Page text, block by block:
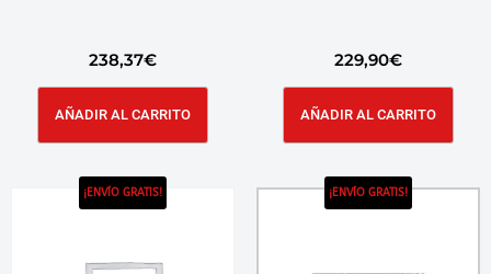
238,37€
AÑADIR AL CARRITO
229,90€
AÑADIR AL CARRITO
¡ENVÍO GRATIS! ¡ENVÍO GRATIS!